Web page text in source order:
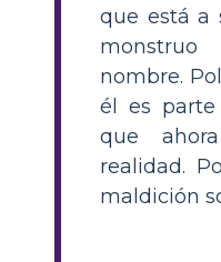
que está a
nombre.
él es parte
que
realidad.
maldición